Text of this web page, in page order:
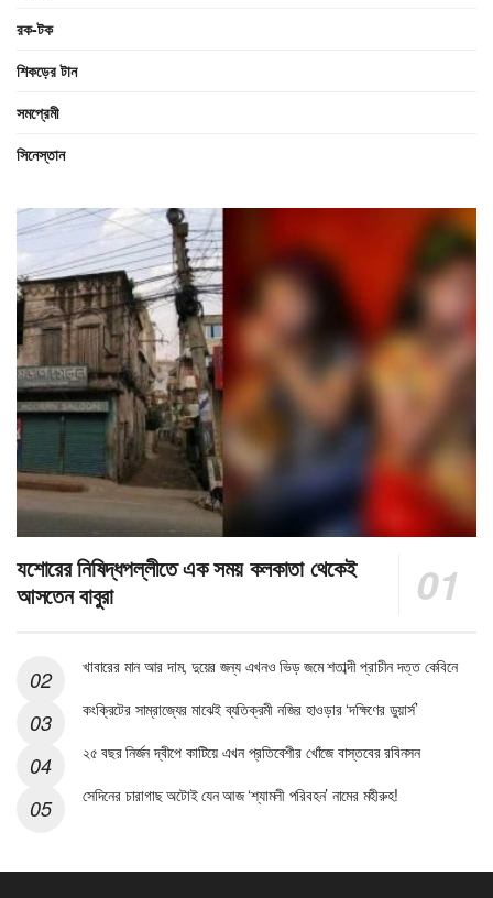
রক-টক
শিকড়ের টান
সমপ্রেমী
সিনেস্তান
যশোরের নিষিদ্ধপল্লীতে এক সময় কলকাতা থেকেই
আসতেন বাবুরা
খাবারের মান আর দাম, দুয়ের জন্য এখনও ভিড় জমে শতাব্দী প্রাচীন দত্ত কেবিনে
কংক্রিটের সাম্রাজ্যের মাঝেই ব্যতিক্রমী নজির হাওড়ার ‘দক্ষিণের ডুয়ার্স’
২৫ বছর নির্জন দ্বীপে কাটিয়ে এখন প্রতিবেশীর খোঁজে বাস্তবের রবিনসন
সেদিনের চারাগাছ অটোই যেন আজ ‘শ্যামলী পরিবহন’ নামের মহীরুহ!